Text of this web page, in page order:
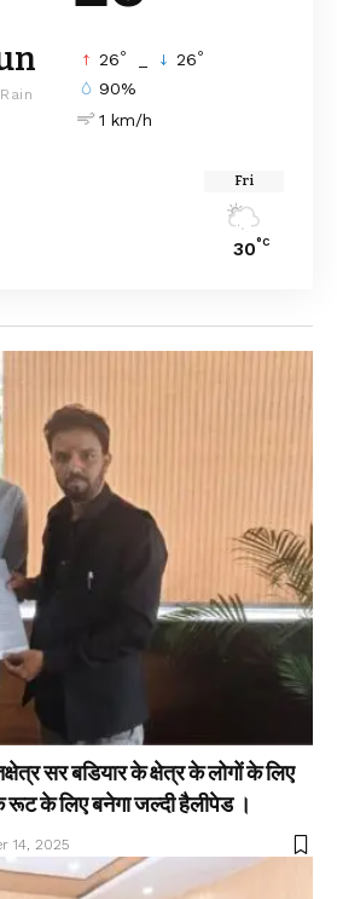
26° 26°
90%
1 km/h
Fri
30°C
सर बडियार के क्षेत्र के लोगों के लिए
के लिए बनेगा जल्दी हैलीपेड ।
14, 2025